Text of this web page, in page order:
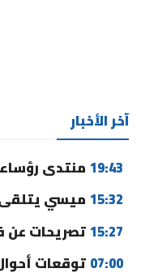
آخر الأخبار
19:43 منتدى رؤساء
15:32 ميسي
15:27تصريحات عن
07:00 توقعات